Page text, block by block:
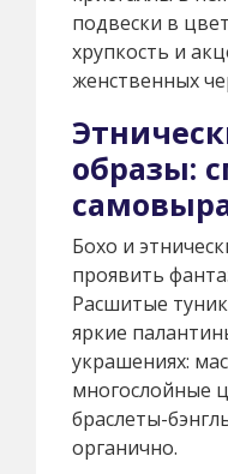
подвески в
хрупкость и
женственных
образы:
Бохо и
проявить
Расшитые
яркие
украшениях:
многослойные
браслеты-
органично.